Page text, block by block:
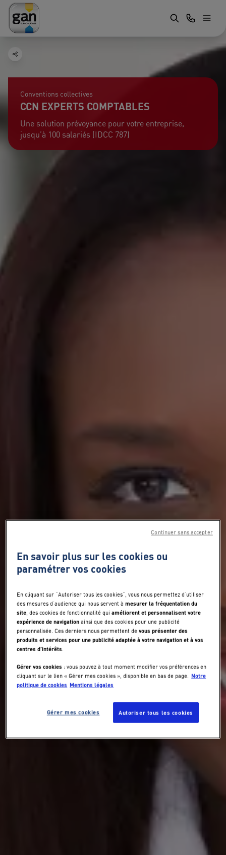
Conventions collectives
CCN EXPERTS COMPTABLES
Une solution prévoyance pour votre entreprise,
jusqu’à 100 salariés (IDCC 787)
En savoir plus sur les cookies ou
paramétrer vos cookies
En cliquant sur "Autoriser tous les cookies", vous nous permettez d’utiliser
des mesures d’audience qui nous servent àmesurer la fréquentation du
site, des cookies de fonctionnalité quiaméliorent et personnalisent votre
expérience de navigation ainsi que des cookies pour une publicité
personnalisée. Ces derniers nous permettent devous présenter des
produits et services pour une publicité adaptée à votre navigation et à vos
centres d’intérêts.
Gérer vos cookies : vous pouvez à tout moment modifier vos préférences en
cliquant sur le lien « Gérer mes cookies », disponible en bas de page. Notre
politique de cookies Mentions légales
Gérer mes cookies Autoriser tous les cookies
Continuer sans accepter